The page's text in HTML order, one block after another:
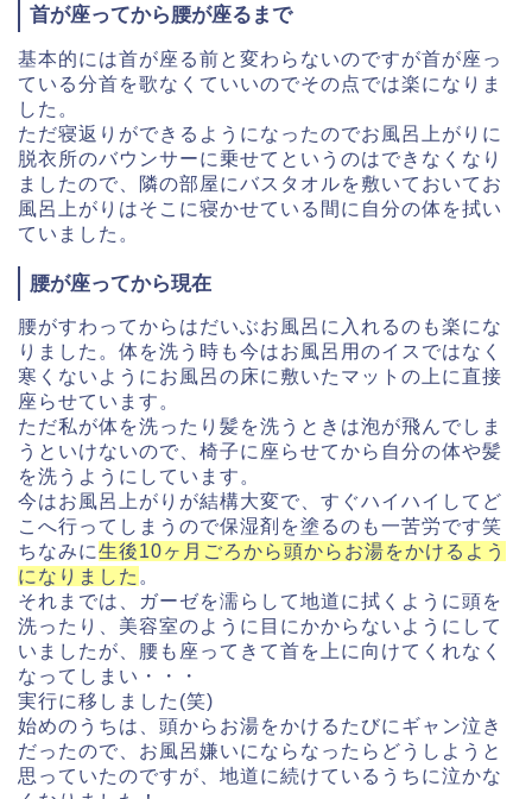
首が座ってから腰が座るまで
基本的には首が座る前と変わらないのですが首が座っ
ている分首を歌なくていいのでその点では楽になりま
した。
ただ寝返りができるようになったのでお風呂上がりに
脱衣所のバウ ンサーに乗せてというのはできなくなり
ましたので、隣の部屋にバス タオルを敷いておいてお
風呂上がりはそこに寝かせている間に自分の体を拭い
ていました。
腰が座ってから現在
腰がすわってからはだいぶお風呂に入れるのも楽にな
りました。 体を洗う時も今はお風呂用のイスではなく
寒くないようにお風呂の床に敷いたマットの上に直接
座らせています。
ただ私が体を洗ったり髪を洗うときは泡が飛んでしま
うといけないので、椅子に座 らせてから自分の体や髪
を洗うようにしています。
今はお風呂上がりが結構大変で、すぐハイハイしてど
こへ行ってし まうので保湿剤を塗るのも一苦労です笑
ちなみに生後10ヶ月ごろから頭からお湯をかけるよう
になりました 。
それまでは、ガーゼを濡らして地道に拭くように頭を
洗ったり、美容室のように目にかからないようにして
いましたが、腰も座ってきて首を上に向けてくれなく
なってしまい・・・
実行に移しました(笑)
始めのうちは、頭からお湯をかけるたびにギャン泣き
だったので、お風呂嫌いにならなったらどうしようと
思っていたのですが、地道に続けているうちに泣かな